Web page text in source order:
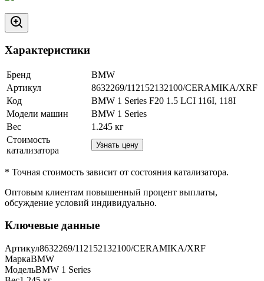
Характеристики
Бренд
BMW
Артикул
8632269/112152132100/CERAMIKA/XRF
Код
BMW 1 Series F20 1.5 LCI 116I, 118I
Модели машин
BMW 1 Series
Вес
1.245 кг
Стоимость
катализатора
Узнать цену
* Точная стоимость зависит от состояния катализатора.
Оптовым клиентам повышенный процент выплаты,
обсуждение условий индивидуально.
Ключевые данные
Артикул8632269/112152132100/CERAMIKA/XRF
МаркаBMW
МодельBMW 1 Series